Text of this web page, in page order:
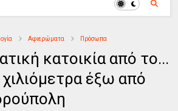
Αφιερώματα Πρόσωπα
κατοικία από το...
χιλιόμετρα έξω από